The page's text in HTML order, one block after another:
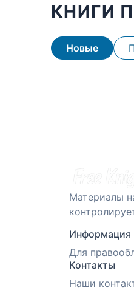
КНИГИ
Новые
Материалы
Информация
Для
Контакты
Наши